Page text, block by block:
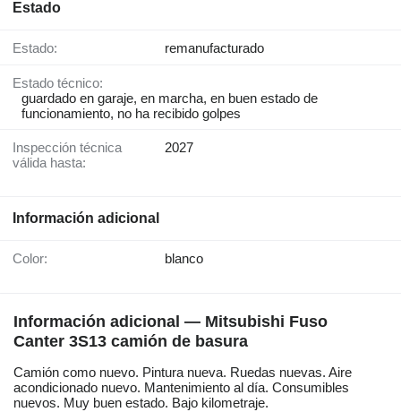
Estado
Estado: remanufacturado
Estado técnico:
guardado en garaje, en marcha, en buen estado de
funcionamiento, no ha recibido golpes
Inspección técnica
válida hasta:
2027
Información adicional
Color: blanco
Información adicional — Mitsubishi Fuso
Canter 3S13 camión de basura
Camión como nuevo. Pintura nueva. Ruedas nuevas. Aire
acondicionado nuevo. Mantenimiento al día. Consumibles
nuevos. Muy buen estado. Bajo kilometraje.